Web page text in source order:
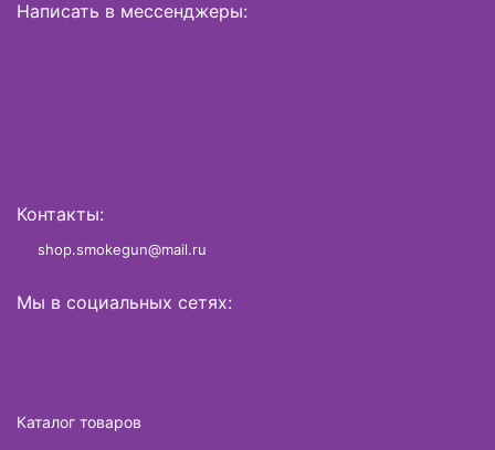
Написать в мессенджеры:
Контакты:
shop.smokegun@mail.ru
Мы в социальных сетях:
Каталог товаров